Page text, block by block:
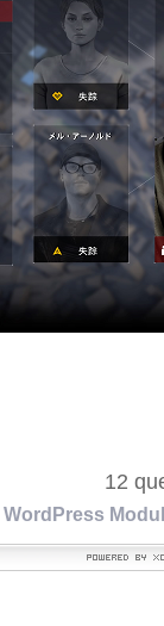
12
WordPress